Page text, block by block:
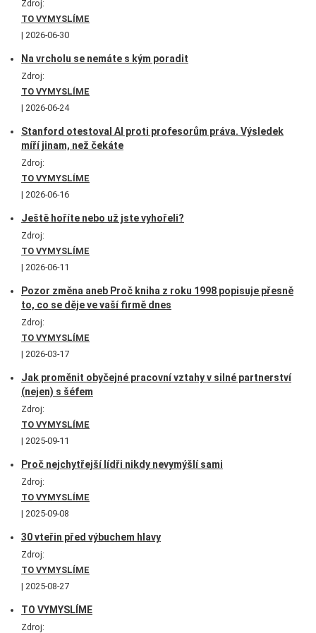
Zdroj:
TO VYMYSLÍME
2026-06-30
Na vrcholu se nemáte s kým poradit
Zdroj:
TO VYMYSLÍME
2026-06-24
Stanford otestoval AI proti profesorům práva. Výsledek
míří jinam, než čekáte
Zdroj:
TO VYMYSLÍME
2026-06-16
Ještě hoříte nebo už jste vyhořeli?
Zdroj:
TO VYMYSLÍME
2026-06-11
Pozor změna aneb Proč kniha z roku 1998 popisuje přesně
to, co se děje ve vaší firmě dnes
Zdroj:
TO VYMYSLÍME
2026-03-17
Jak proměnit obyčejné pracovní vztahy v silné partnerství
(nejen) s šéfem
Zdroj:
TO VYMYSLÍME
2025-09-11
Proč nejchytřejší lídři nikdy nevymýšlí sami
Zdroj:
TO VYMYSLÍME
2025-09-08
30 vteřin před výbuchem hlavy
Zdroj:
TO VYMYSLÍME
2025-08-27
TO VYMYSLÍME
Zdroj: